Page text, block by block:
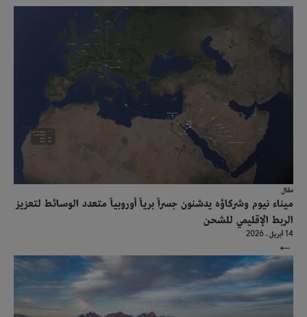
مقال
ميناء نيوم وشركاؤه يدشنون جسراً برياً أوروبياً متعدد الوسائط لتعزيز
الربط الإقليمي للشحن
14 أبريل ، 2026
→